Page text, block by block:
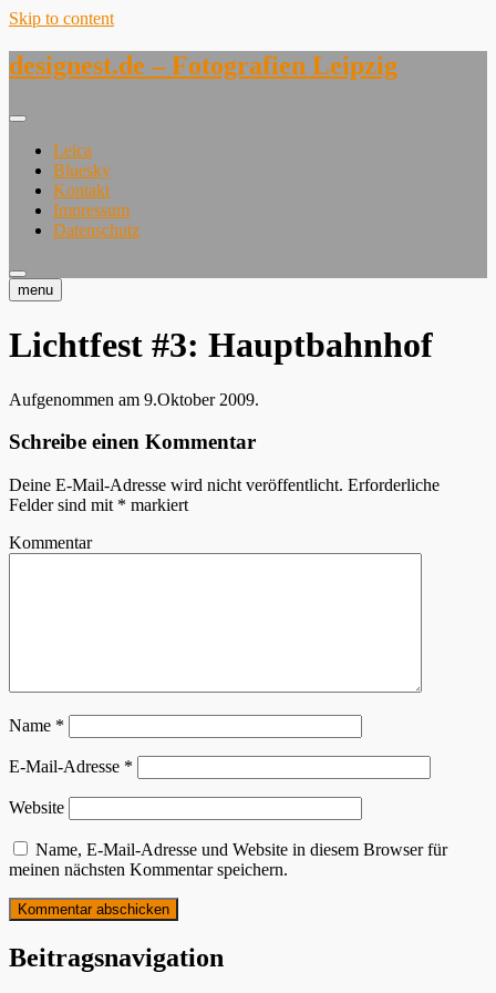
Skip to content
designest.de – Fotografien Leipzig
Leica
Bluesky
Kontakt
Impressum
Datenschutz
menu
Lichtfest #3: Hauptbahnhof
Aufgenommen am 9.Oktober 2009.
Schreibe einen Kommentar
Deine E-Mail-Adresse wird nicht veröffentlicht. Erforderliche
Felder sind mit * markiert
Kommentar
Name *
E-Mail-Adresse *
Website
Name, E-Mail-Adresse und Website in diesem Browser für
meinen nächsten Kommentar speichern.
Beitragsnavigation